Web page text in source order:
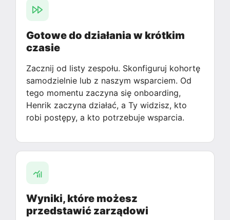
Gotowe do działania w krótkim
czasie
Zacznij od listy zespołu. Skonfiguruj kohortę
samodzielnie lub z naszym wsparciem. Od
tego momentu zaczyna się onboarding,
Henrik zaczyna działać, a Ty widzisz, kto
robi postępy, a kto potrzebuje wsparcia.
Wyniki, które możesz
przedstawić zarządowi